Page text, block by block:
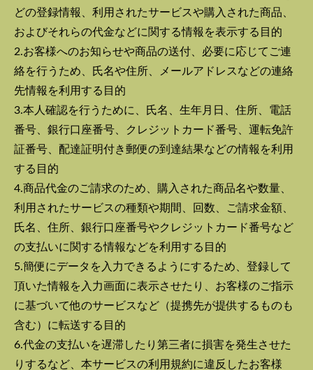
どの登録情報、利用されたサービスや購入された商品、
およびそれらの代金などに関する情報を表示する目的
2.お客様へのお知らせや商品の送付、必要に応じてご連
絡を行うため、氏名や住所、メールアドレスなどの連絡
先情報を利用する目的
3.本人確認を行うために、氏名、生年月日、住所、電話
番号、銀行口座番号、クレジットカード番号、運転免許
証番号、配達証明付き郵便の到達結果などの情報を利用
する目的
4.商品代金のご請求のため、購入された商品名や数量、
利用されたサービスの種類や期間、回数、ご請求金額、
氏名、住所、銀行口座番号やクレジットカード番号など
の支払いに関する情報などを利用する目的
5.簡便にデータを入力できるようにするため、登録して
頂いた情報を入力画面に表示させたり、お客様のご指示
に基づいて他のサービスなど（提携先が提供するものも
含む）に転送する目的
6.代金の支払いを遅滞したり第三者に損害を発生させた
りするなど、本サービスの利用規約に違反したお客様